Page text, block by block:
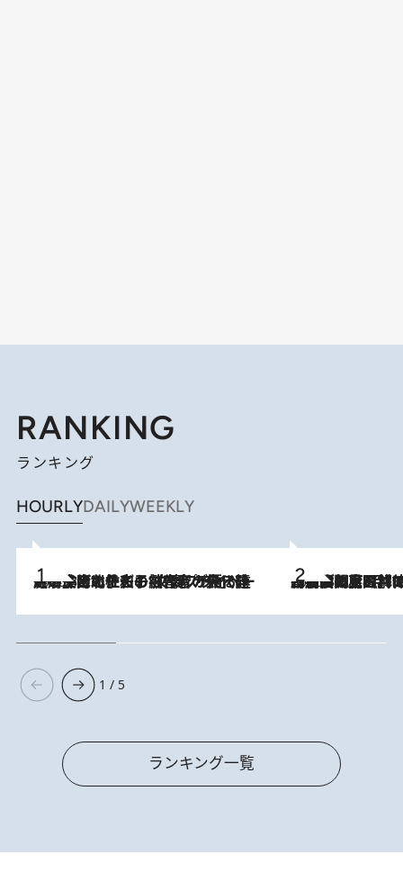
RANKING
ランキング
HOURLYDAILYWEEKLY
2026.8.3
《「文士の子ども被害者の会」発足！》阿川佐和子（72）が語る遠藤周作に北杜夫、劇作家・矢代静一の子どもたちの“文豪プライベート事件簿” 2026.8.8
「最後に見られてよかった」上野動物園の東園パンダ舎が解体前に特別公開。8月16日まで延長されたパネル展と共に辿る“半世紀”のパンダ飼育《解体工事の図面あり》
1 / 5
ランキング一覧